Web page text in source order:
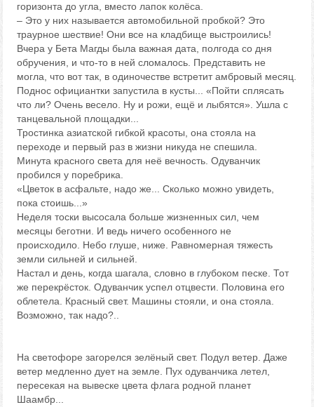
горизонта до угла, вместо лапок колёса.
– Это у них называется автомобильной пробкой? Это
траурное шествие! Они все на кладбище выстроились!
Вчера у Бета Магды была важная дата, полгода со дня
обручения, и что-то в ней сломалось. Представить не
могла, что вот так, в одиночестве встретит амбровый месяц.
Поднос официантки запустила в кусты... «Пойти сплясать
что ли? Очень весело. Ну и рожи, ещё и лыбятся». Ушла с
танцевальной площадки...
Тростинка азиатской гибкой красоты, она стояла на
переходе и первый раз в жизни никуда не спешила.
Минута красного света для неё вечность. Одуванчик
пробился у поребрика.
«Цветок в асфальте, надо же... Сколько можно увидеть,
пока стоишь...»
Неделя тоски высосала больше жизненных сил, чем
месяцы беготни. И ведь ничего особенного не
происходило. Небо глуше, ниже. Равномерная тяжесть
земли сильней и сильней.
Настал и день, когда шагала, словно в глубоком песке. Тот
же перекрёсток. Одуванчик успел отцвести. Половина его
облетела. Красный свет. Машины стояли, и она стояла.
Возможно, так надо?..
На светофоре загорелся зелёный свет. Подул ветер. Даже
ветер медленно дует на земле. Пух одуванчика летел,
пересекая на вывеске цвета флага родной планет
Шаамбр...